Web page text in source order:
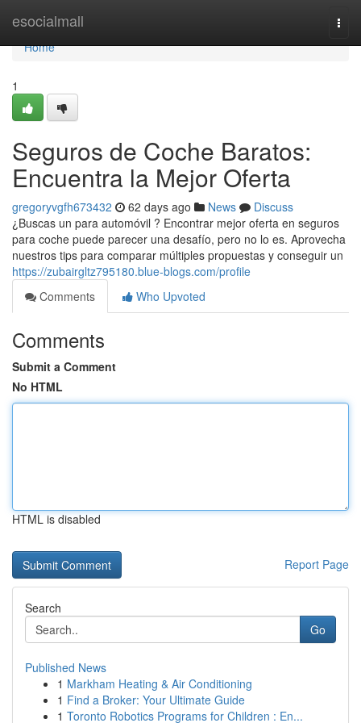
esocialmall
Home
Home
1
Seguros de Coche Baratos:
Encuentra la Mejor Oferta
gregoryvgfh673432 62 days ago News
Discuss
¿Buscas un para automóvil ? Encontrar mejor oferta en seguros
para coche puede parecer una desafío, pero no lo es. Aprovecha
nuestros tips para comparar múltiples propuestas y conseguir un
https://zubairgltz795180.blue-blogs.com/profile
Comments
Who Upvoted
Comments
Submit a Comment
No HTML
HTML is disabled
Report Page
Search
Go
Published News
1 Markham Heating & Air Conditioning
1 Find a Broker: Your Ultimate Guide
1 Toronto Robotics Programs for Children : En...